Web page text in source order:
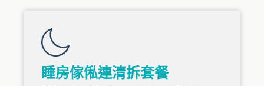
睡房傢俬連清拆套餐